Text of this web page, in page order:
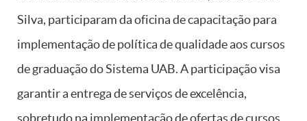
Silva, participaram da oficina de capacitação para
implementação de política de qualidade aos cursos
de graduação do Sistema UAB. A participação visa
garantir a entrega de serviços de excelência,
sobretudo na implementação de ofertas de cursos